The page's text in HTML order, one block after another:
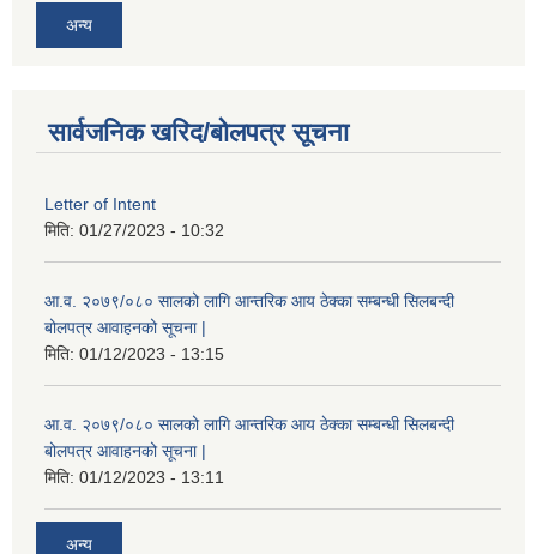
अन्य
सार्वजनिक खरिद/बोलपत्र सूचना
Letter of Intent
मिति: 01/27/2023 - 10:32
आ.व. २०७९/०८० सालको लागि आन्तरिक आय ठेक्का सम्बन्धी सिलबन्दी
बोलपत्र आवाहनको सूचना |
मिति: 01/12/2023 - 13:15
आ.व. २०७९/०८० सालको लागि आन्तरिक आय ठेक्का सम्बन्धी सिलबन्दी
बोलपत्र आवाहनको सूचना |
मिति: 01/12/2023 - 13:11
अन्य